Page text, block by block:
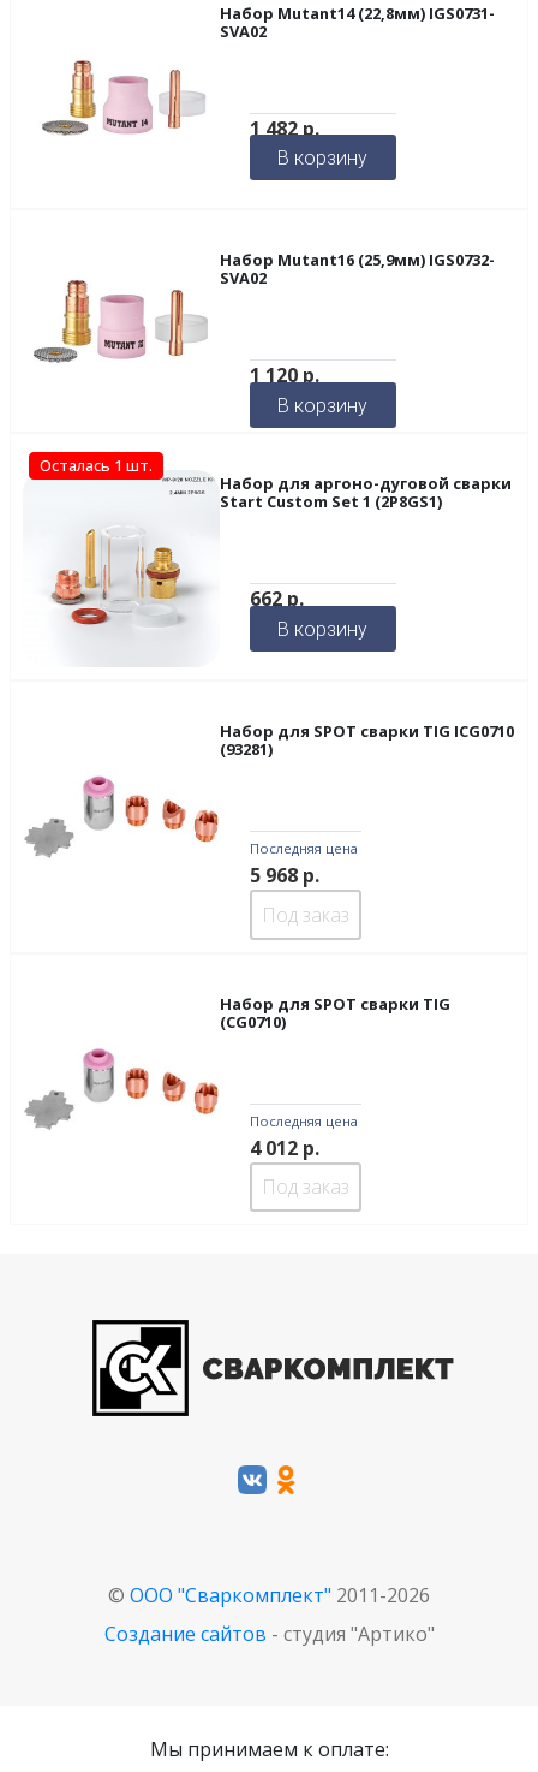
Набор Mutant14 (22,8мм) IGS0731-
SVA02
1 482р.
В корзину
Набор Mutant16 (25,9мм) IGS0732-
SVA02
1 120р.
В корзину
Осталась 1 шт.
Набор для аргоно-дуговой сварки
Start Custom Set 1 (2P8GS1)
662р.
В корзину
Набор для SPOT сварки TIG ICG0710
(93281)
Последняя цена
5 968р.
Под заказ
Набор для SPOT сварки TIG
(CG0710)
Последняя цена
4 012р.
Под заказ
© ООО "Сваркомплект" 2011-2026
Создание сайтов - студия "Артико"
Мы принимаем к оплате: